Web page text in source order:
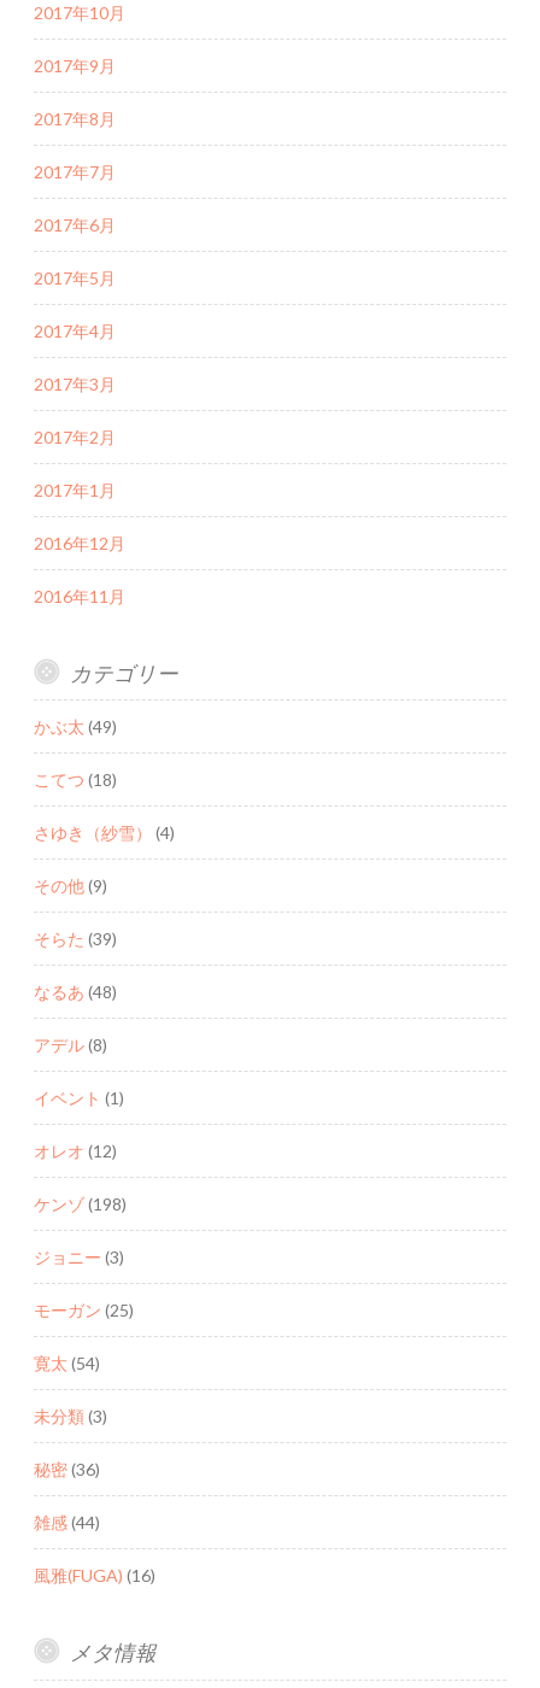
2017年10月
2017年9月
2017年8月
2017年7月
2017年6月
2017年5月
2017年4月
2017年3月
2017年2月
2017年1月
2016年12月
2016年11月
カテゴリー
かぶ太 (49)
こてつ (18)
さゆき（紗雪） (4)
その他(9)
そらた (39)
なるあ (48)
アデル(8)
イベント (1)
オレオ (12)
ケンゾ(198)
ジョニー (3)
モーガン (25)
寛太 (54)
未分類(3)
秘密(36)
雑感(44)
風雅(FUGA) (16)
メタ情報